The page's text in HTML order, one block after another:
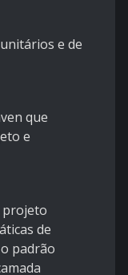
e de
que
e
projeto
de
padrão